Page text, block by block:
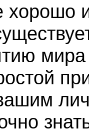
хорошо